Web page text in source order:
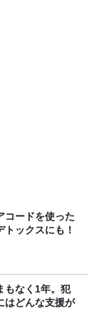
コードを使った
ックスにも！
もなく1年。犯
はどんな支援が